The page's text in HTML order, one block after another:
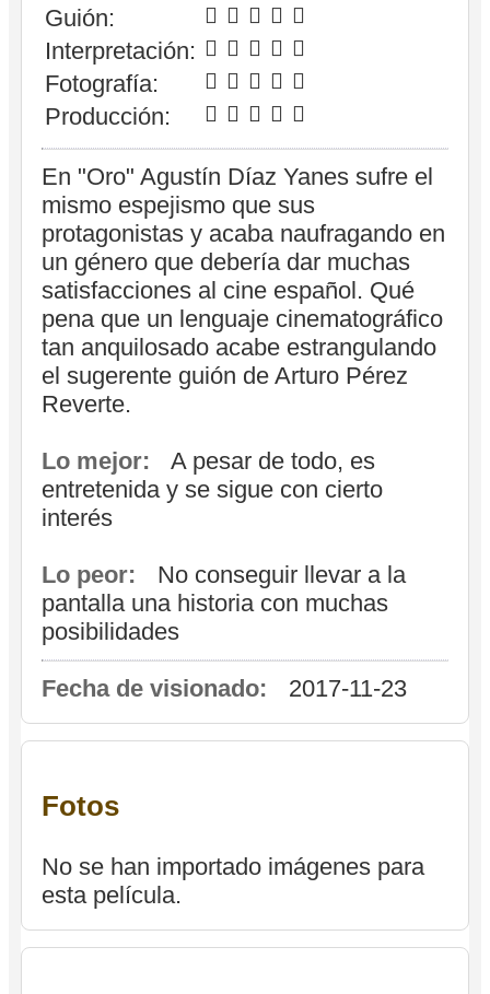
Guión:
Interpretación:
Fotografía:
Producción:
En "Oro" Agustín Díaz Yanes sufre el
mismo espejismo que sus
protagonistas y acaba naufragando en
un género que debería dar muchas
satisfacciones al cine español. Qué
pena que un lenguaje cinematográfico
tan anquilosado acabe estrangulando
el sugerente guión de Arturo Pérez
Reverte.
Lo mejor:
A pesar de todo, es
entretenida y se sigue con cierto
interés
Lo peor:
No conseguir llevar a la
pantalla una historia con muchas
posibilidades
Fecha de visionado: 2017-11-23
Fotos
No se han importado imágenes para
esta película.